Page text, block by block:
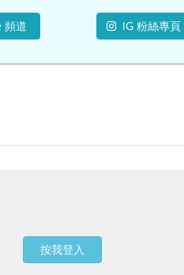
頻道 IG 粉絲專頁
按我登入